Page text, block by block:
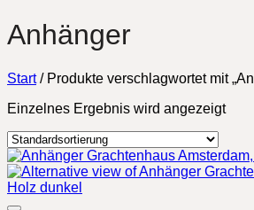
Anhänger
Start /Produkte verschlagwortet mit
Einzelnes Ergebnis wird angezeigt